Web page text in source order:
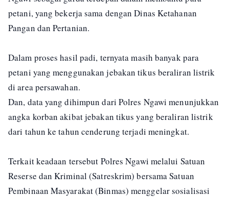
petani, yang bekerja sama dengan Dinas Ketahanan
Pangan dan Pertanian.
Dalam proses hasil padi, ternyata masih banyak para
petani yang menggunakan jebakan tikus beraliran listrik
di area persawahan.
Dan, data yang dihimpun dari Polres Ngawi menunjukkan
angka korban akibat jebakan tikus yang beraliran listrik
dari tahun ke tahun cenderung terjadi meningkat.
Terkait keadaan tersebut Polres Ngawi melalui Satuan
Reserse dan Kriminal (Satreskrim) bersama Satuan
Pembinaan Masyarakat (Binmas) menggelar sosialisasi